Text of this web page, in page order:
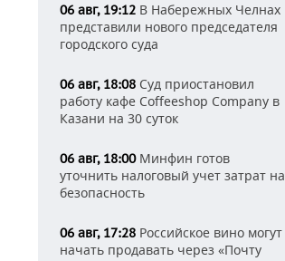
06 авг, 19:12 В Набережных Челнах
представили нового председателя
городского суда
06 авг, 18:08 Суд приостановил
работу кафе Coffeeshop Company в
Казани на 30 суток
06 авг, 18:00Минфин готов
уточнить налоговый учет затрат на
безопасность
06 авг, 17:28 Российское вино могут
начать продавать через «Почту